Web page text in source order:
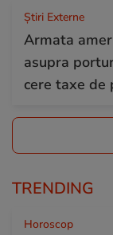
Știri Externe
Armata
asupra
cere taxe de
TRENDING
Horoscop